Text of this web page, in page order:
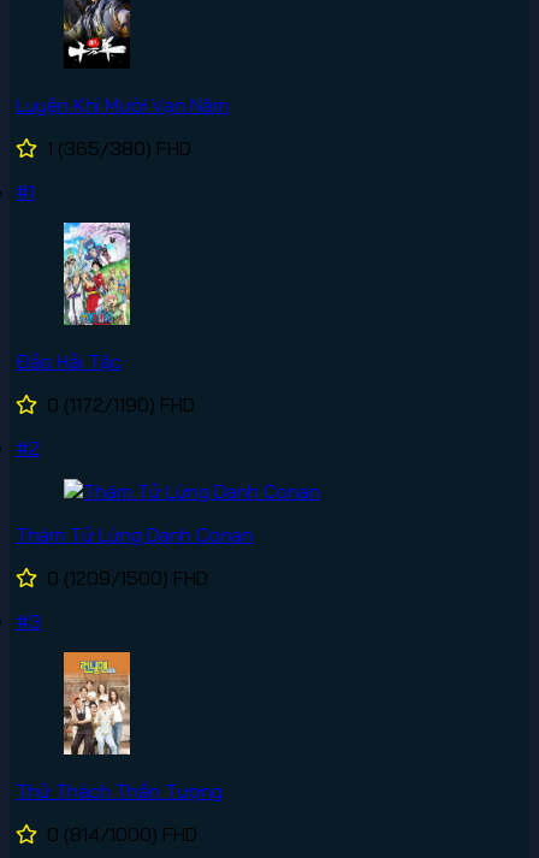
Luyện Khí Mười Vạn Năm
1 (365/380) FHD
#1
Đảo Hải Tặc
0 (1172/1190) FHD
#2
Thám Tử Lừng Danh Conan
0 (1209/1500) FHD
#3
Thử Thách Thần Tượng
0 (814/1000) FHD